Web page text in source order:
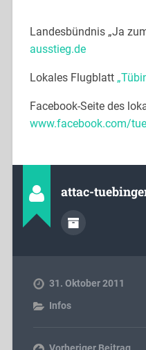
Landesbündnis „Ja
ausstieg.de
Lokales Flugblatt
Facebook-Seite des
www.facebook.com/
attac-
31. Oktober 2011
Infos
Vorheriger Beitrag